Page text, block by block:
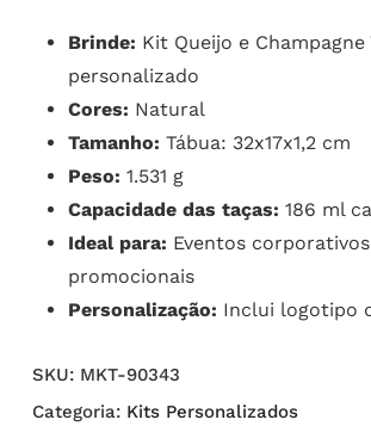
Brinde: Kit Queijo e Champagne
personalizado
Cores: Natural
Tamanho: Tábua: 32x17x1,2 cm
Peso: 1.531 g
Capacidade das taças: 186 ml
Ideal para: Eventos
promocionais
Personalização: Inclui logotipo
SKU: MKT-90343
Categoria: Kits Personalizados